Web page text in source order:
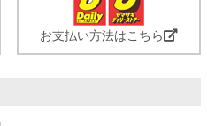
お支払い方法はこちら